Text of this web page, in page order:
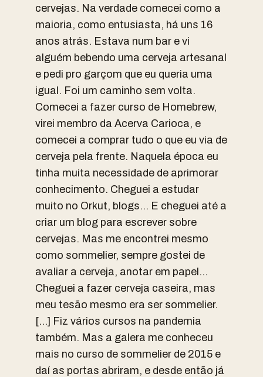
cervejas. Na verdade comecei como a
maioria, como entusiasta, há uns 16
anos atrás. Estava num bar e vi
alguém bebendo uma cerveja artesanal
e pedi pro garçom que eu queria uma
igual. Foi um caminho sem volta.
Comecei a fazer curso de Homebrew,
virei membro da Acerva Carioca, e
comecei a comprar tudo o que eu via de
cerveja pela frente. Naquela época eu
tinha muita necessidade de aprimorar
conhecimento. Cheguei a estudar
muito no Orkut, blogs… E cheguei até a
criar um blog para escrever sobre
cervejas. Mas me encontrei mesmo
como sommelier, sempre gostei de
avaliar a cerveja, anotar em papel…
Cheguei a fazer cerveja caseira, mas
meu tesão mesmo era ser sommelier.
[…] Fiz vários cursos na pandemia
também. Mas a galera me conheceu
mais no curso de sommelier de 2015 e
daí as portas abriram, e desde então já